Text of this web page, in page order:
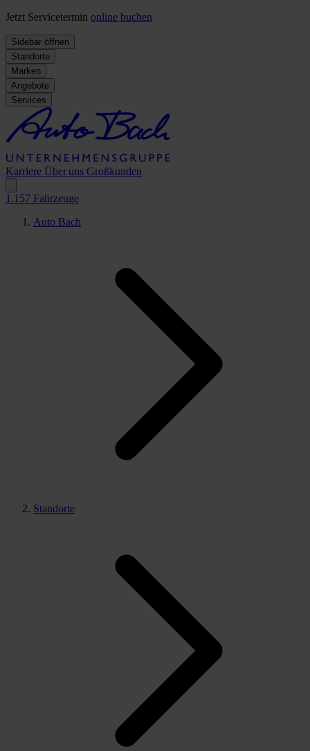
Jetzt Servicetermin online buchen
Sidebar öffnen
Standorte
Marken
Angebote
Services
Karriere Über uns Großkunden
1.157 Fahrzeuge
Auto Bach
Standorte